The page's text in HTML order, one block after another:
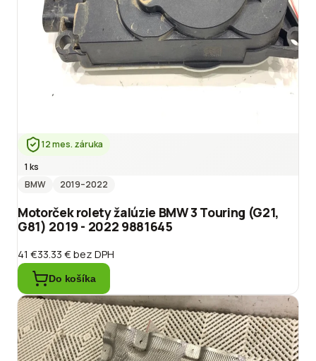
12 mes. záruka
1 ks
BMW
2019–2022
Motorček rolety žalúzie BMW 3 Touring (G21,
G81) 2019 - 2022 9881645
41 €33.33 €bez DPH
Do košíka